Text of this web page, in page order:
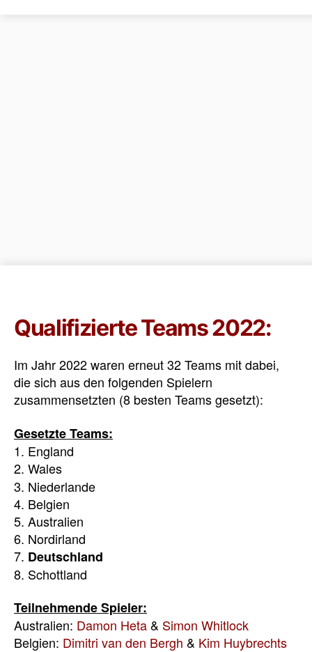
Qualifizierte Teams 2022:
Im Jahr 2022 waren erneut 32 Teams mit dabei,
die sich aus den folgenden Spielern
zusammensetzten (8 besten Teams gesetzt):
Gesetzte Teams:
1. England
2. Wales
3. Niederlande
4. Belgien
5. Australien
6. Nordirland
7. Deutschland
8. Schottland
Teilnehmende Spieler:
Australien: Damon Heta & Simon Whitlock
Belgien: Dimitri van den Bergh & Kim Huybrechts